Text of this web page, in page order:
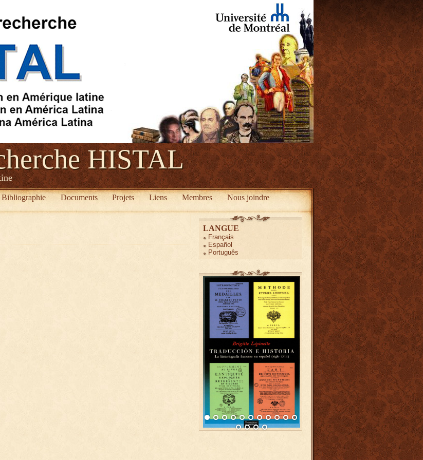
HISTAL
Bibliographie Documents Projets Liens Membres Nous joindre
LANGUE
Français
Español
Português